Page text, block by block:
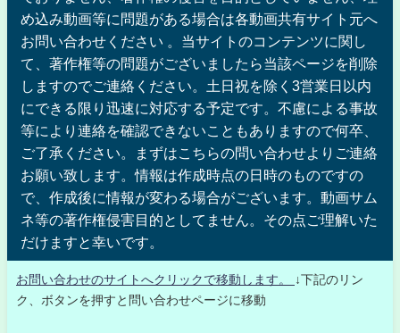
め込み動画等に問題がある場合は各動画共有サイト元へ
お問い合わせください 。当サイトのコンテンツに関し
て、著作権等の問題がございましたら当該ページを削除
しますのでご連絡ください。土日祝を除く3営業日以内
にできる限り迅速に対応する予定です。不慮による事故
等により連絡を確認できないこともありますので何卒、
ご了承ください。まずはこちらの問い合わせよりご連絡
お願い致します。情報は作成時点の日時のものですの
で、作成後に情報が変わる場合がございます。動画サム
ネ等の著作権侵害目的としてません。その点ご理解いた
だけますと幸いです。
お問い合わせのサイトへクリックで移動します。
↓下記のリン
ク、ボタンを押すと問い合わせページに移動